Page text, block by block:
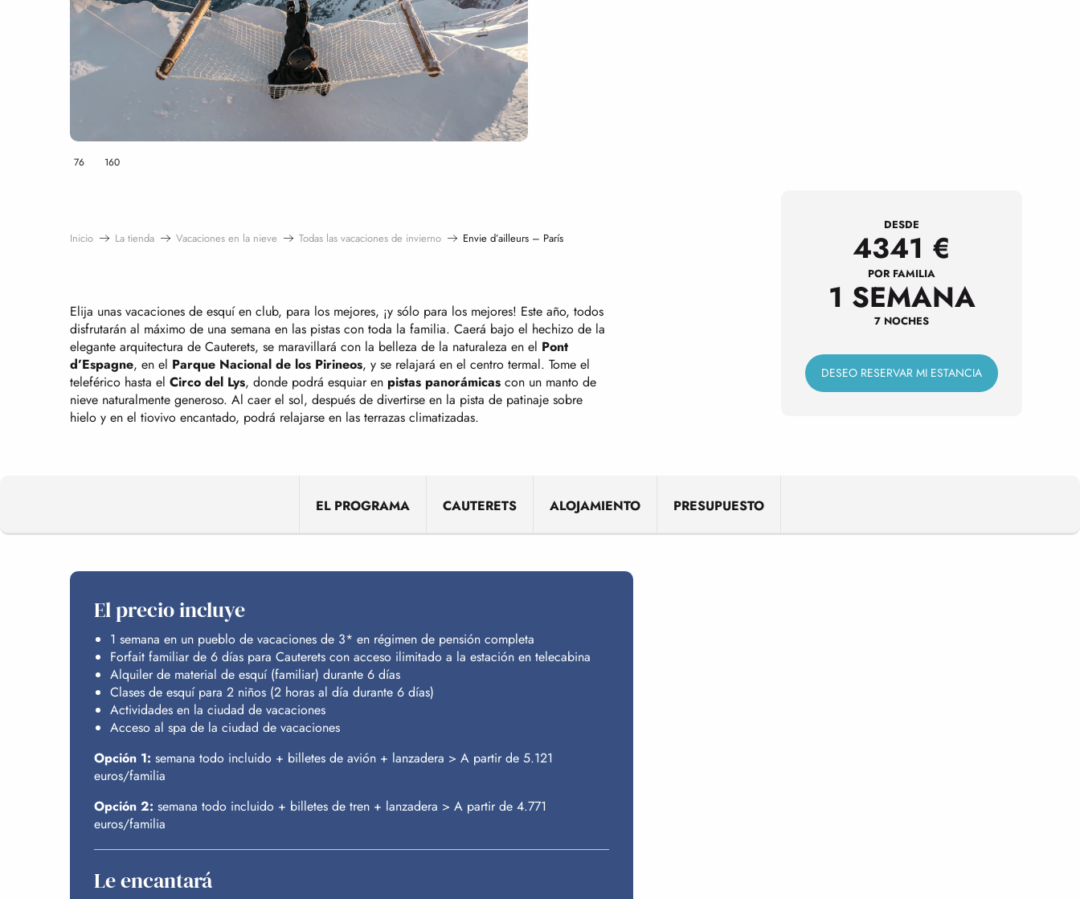
76 160
Inicio La tienda Vacaciones en la nieve Todas las vacaciones de invierno Envie d’ailleurs – París
Elija unas vacaciones de esquí en club, para los mejores, ¡y sólo para los mejores! Este año, todos
disfrutarán al máximo de una semana en las pistas con toda la familia. Caerá bajo el hechizo de la
elegante arquitectura de Cauterets, se maravillará con la belleza de la naturaleza en el Pont
d’Espagne, en el Parque Nacional de los Pirineos, y se relajará en el centro termal. Tome el
teleférico hasta el Circo del Lys, donde podrá esquiar en pistas panorámicas con un manto de
nieve naturalmente generoso. Al caer el sol, después de divertirse en la pista de patinaje sobre
hielo y en el tiovivo encantado, podrá relajarse en las terrazas climatizadas.
DESDE
4341 €
POR FAMILIA
1 SEMANA
7 NOCHES
DESEO RESERVAR MI ESTANCIA
EL PROGRAMA CAUTERETS ALOJAMIENTO PRESUPUESTO
El precio incluye
1 semana en un pueblo de vacaciones de 3* en régimen de pensión completa
Forfait familiar de 6 días para Cauterets con acceso ilimitado a la estación en telecabina
Alquiler de material de esquí (familiar) durante 6 días
Clases de esquí para 2 niños (2 horas al día durante 6 días)
Actividades en la ciudad de vacaciones
Acceso al spa de la ciudad de vacaciones
Opción 1: semana todo incluido + billetes de avión + lanzadera > A partir de 5.121
euros/familia
Opción 2: semana todo incluido + billetes de tren + lanzadera > A partir de 4.771
euros/familia
Le encantará